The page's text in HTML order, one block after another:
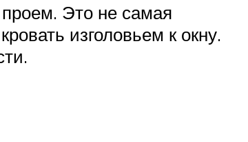
проем. Это не самая
изголовьем к окну.